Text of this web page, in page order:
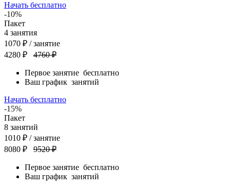
Начать бесплатно
-10%
Пакет
4 занятия
1070 ₽ / занятие
4280 ₽
4760 ₽
Первое занятие бесплатно
Ваш график занятий
Начать бесплатно
-15%
Пакет
8 занятий
1010 ₽ / занятие
8080 ₽
9520 ₽
Первое занятие бесплатно
Ваш график занятий